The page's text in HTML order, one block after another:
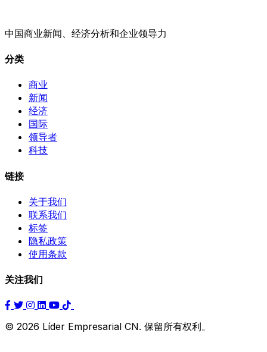
中国商业新闻、经济分析和企业领导力
分类
商业
新闻
经济
国际
领导者
科技
链接
关于我们
联系我们
标签
隐私政策
使用条款
关注我们
© 2026 Líder Empresarial CN. 保留所有权利。